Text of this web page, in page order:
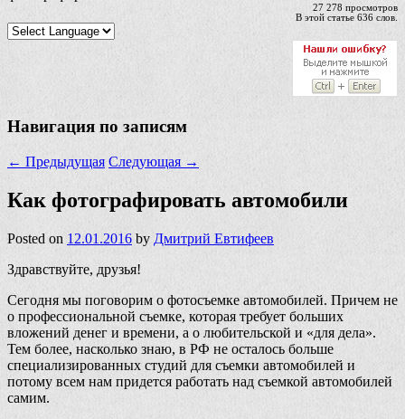
27 278 просмотров
В этой статье 636 слов.
Навигация по записям
← Предыдущая Следующая →
Как фотографировать автомобили
Posted on 12.01.2016 by Дмитрий Евтифеев
Здравствуйте, друзья!
Сегодня мы поговорим о фотосъемке автомобилей. Причем не
о профессиональной съемке, которая требует больших
вложений денег и времени, а о любительской и «для дела».
Тем более, насколько знаю, в РФ не осталось больше
специализированных студий для съемки автомобилей и
потому всем нам придется работать над съемкой автомобилей
самим.